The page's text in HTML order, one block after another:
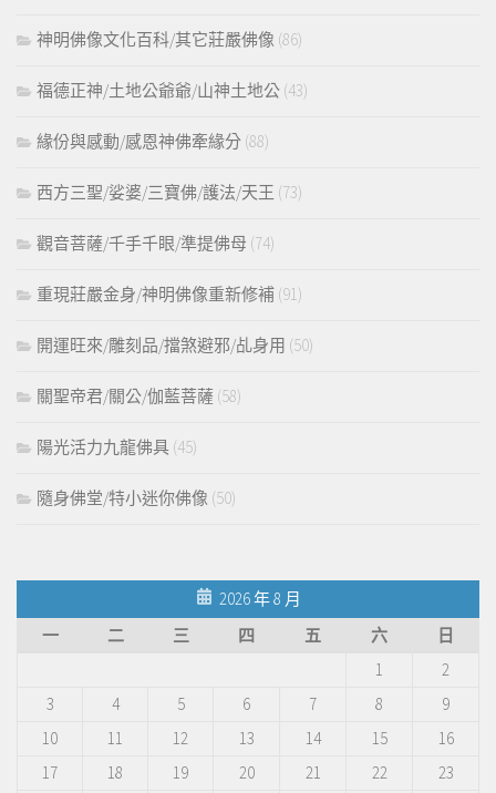
神明佛像文化百科/其它莊嚴佛像 (86)
福德正神/土地公爺爺/山神土地公 (43)
緣份與感動/感恩神佛牽緣分 (88)
西方三聖/娑婆/三寶佛/護法/天王 (73)
觀音菩薩/千手千眼/準提佛母 (74)
重現莊嚴金身/神明佛像重新修補 (91)
開運旺來/雕刻品/擋煞避邪/乩身用 (50)
關聖帝君/關公/伽藍菩薩 (58)
陽光活力九龍佛具 (45)
隨身佛堂/特小迷你佛像 (50)
2026 年 8 月
一
二 三 四 五 六
日
1
2
3
4 5 6 7 8
9
10
11 12 13 14 15
16
17
18 19 20 21 22
23